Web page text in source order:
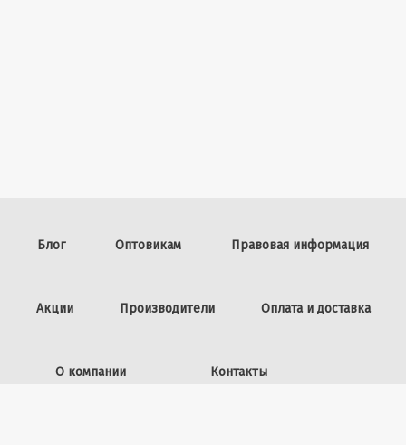
Блог Оптовикам Правовая информация
Акции Производители Оплата и доставка
О компании Контакты